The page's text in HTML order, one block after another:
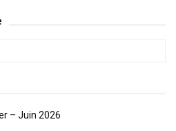
– Juin 2026